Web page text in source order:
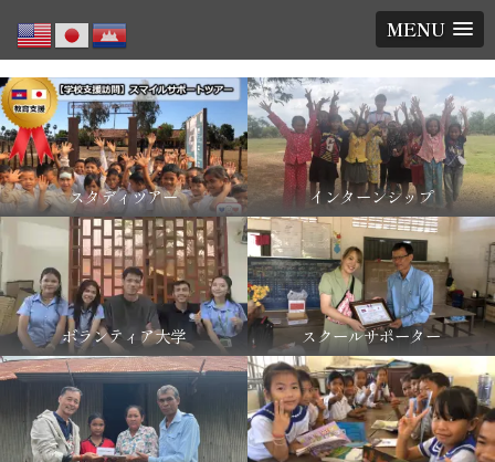
MENU
スタディツアー インターンシップ
ボランティア大学 スクールサポーター